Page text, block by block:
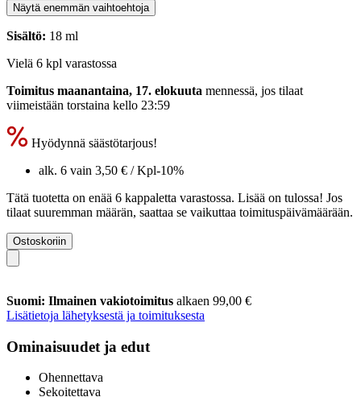
Näytä enemmän vaihtoehtoja
Sisältö: 18 ml
Vielä 6 kpl varastossa
Toimitus maanantaina, 17. elokuuta mennessä, jos tilaat
viimeistään torstaina kello 23:59
Hyödynnä säästötarjous!
alk. 6 vain 3,50 € / Kpl-10%
Tätä tuotetta on enää 6 kappaletta varastossa. Lisää on tulossa! Jos
tilaat suuremman määrän, saattaa se vaikuttaa toimituspäivämäärään.
Ostoskoriin
Suomi: Ilmainen vakiotoimitus alkaen 99,00 €
Lisätietoja lähetyksestä ja toimituksesta
Ominaisuudet ja edut
Ohennettava
Sekoitettava